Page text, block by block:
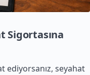
Sigortasına
ediyorsanız, seyahat